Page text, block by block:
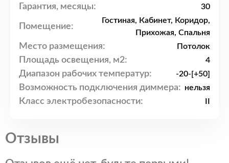
Гарантия, месяцы: 30
Помещение:
Гостиная, Кабинет, Коридор,
Прихожая, Спальня
Место размещения: Потолок
Площадь освещения, м2: 4
Диапазон рабочих температур: -20-[+50]
Возможность подключения диммера: нельзя
Класс электробезопасности:
Отзывы